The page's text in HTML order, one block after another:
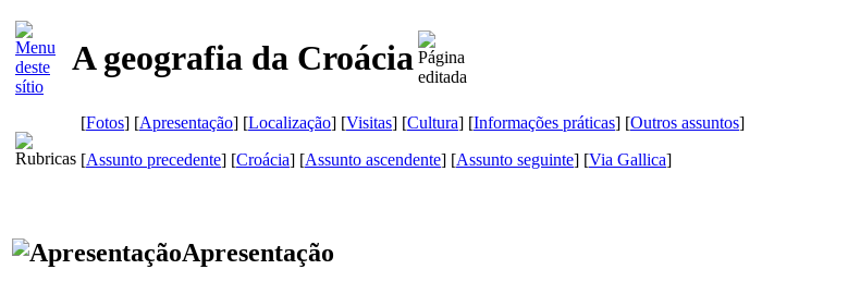
A geografia da Croácia
[Fotos] [Apresentação] [Localização] [Visitas] [Cultura] [Informações práticas] [Outros assuntos]
[Assunto precedente] [Croácia] [Assunto ascendente] [Assunto seguinte] [Via Gallica]
Apresentação